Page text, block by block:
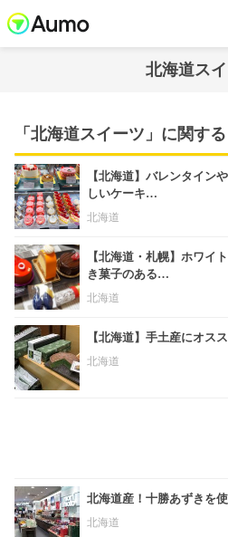
北海道ス
「北海道スイーツ」に関す
【北海道】バレンタイン
しいケーキ…
北海道
【北海道・札幌】ホワイ
き菓子のある…
北海道
【北海道】手土産にオス
北海道
北海道産！十勝あずきを
北海道